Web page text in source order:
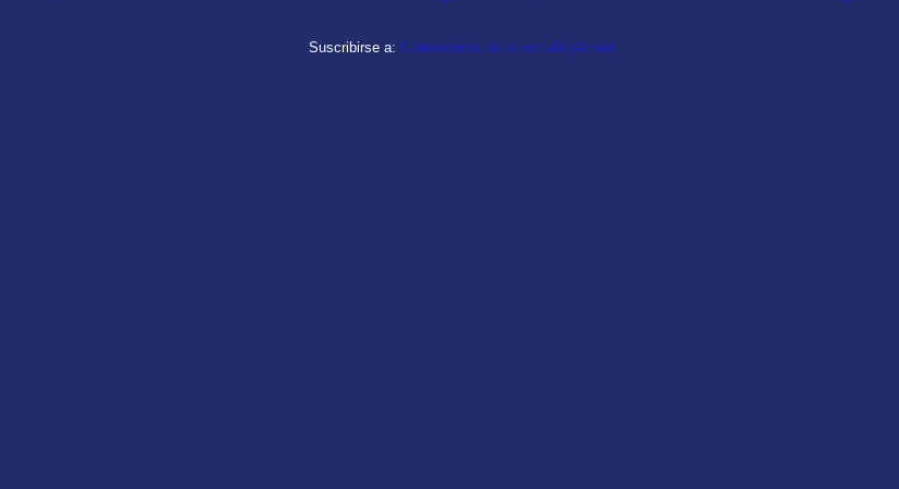
Suscribirse a: Comentarios de la entrada (Atom)